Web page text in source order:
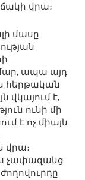
վրա։
մասը
ապա այդ
հերթական
վկայում է,
ունի մի
է ոչ միայն
չափազանց